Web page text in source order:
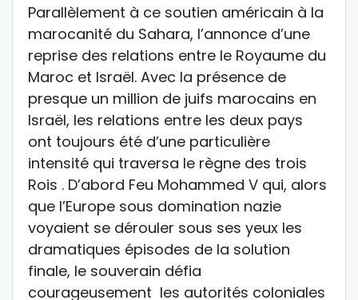
Parallèlement à ce soutien américain à la
marocanité du Sahara, l’annonce d’une
reprise des relations entre le Royaume du
Maroc et Israël. Avec la présence de
presque un million de juifs marocains en
Israël, les relations entre les deux pays
ont toujours été d’une particulière
intensité qui traversa le règne des trois
Rois . D’abord Feu Mohammed V qui, alors
que l’Europe sous domination nazie
voyaient se dérouler sous ses yeux les
dramatiques épisodes de la solution
finale, le souverain défia
courageusement les autorités coloniales